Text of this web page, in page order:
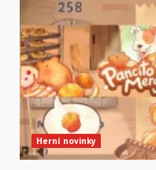
Herní novinky